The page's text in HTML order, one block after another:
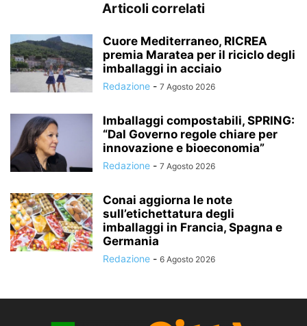
Articoli correlati
Cuore Mediterraneo, RICREA
premia Maratea per il riciclo degli
imballaggi in acciaio
Redazione - 7 Agosto 2026
Imballaggi compostabili, SPRING:
“Dal Governo regole chiare per
innovazione e bioeconomia”
Redazione - 7 Agosto 2026
Conai aggiorna le note
sull’etichettatura degli
imballaggi in Francia, Spagna e
Germania
Redazione - 6 Agosto 2026